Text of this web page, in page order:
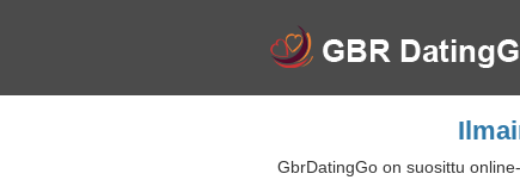
GbrDatingGo on suosittu